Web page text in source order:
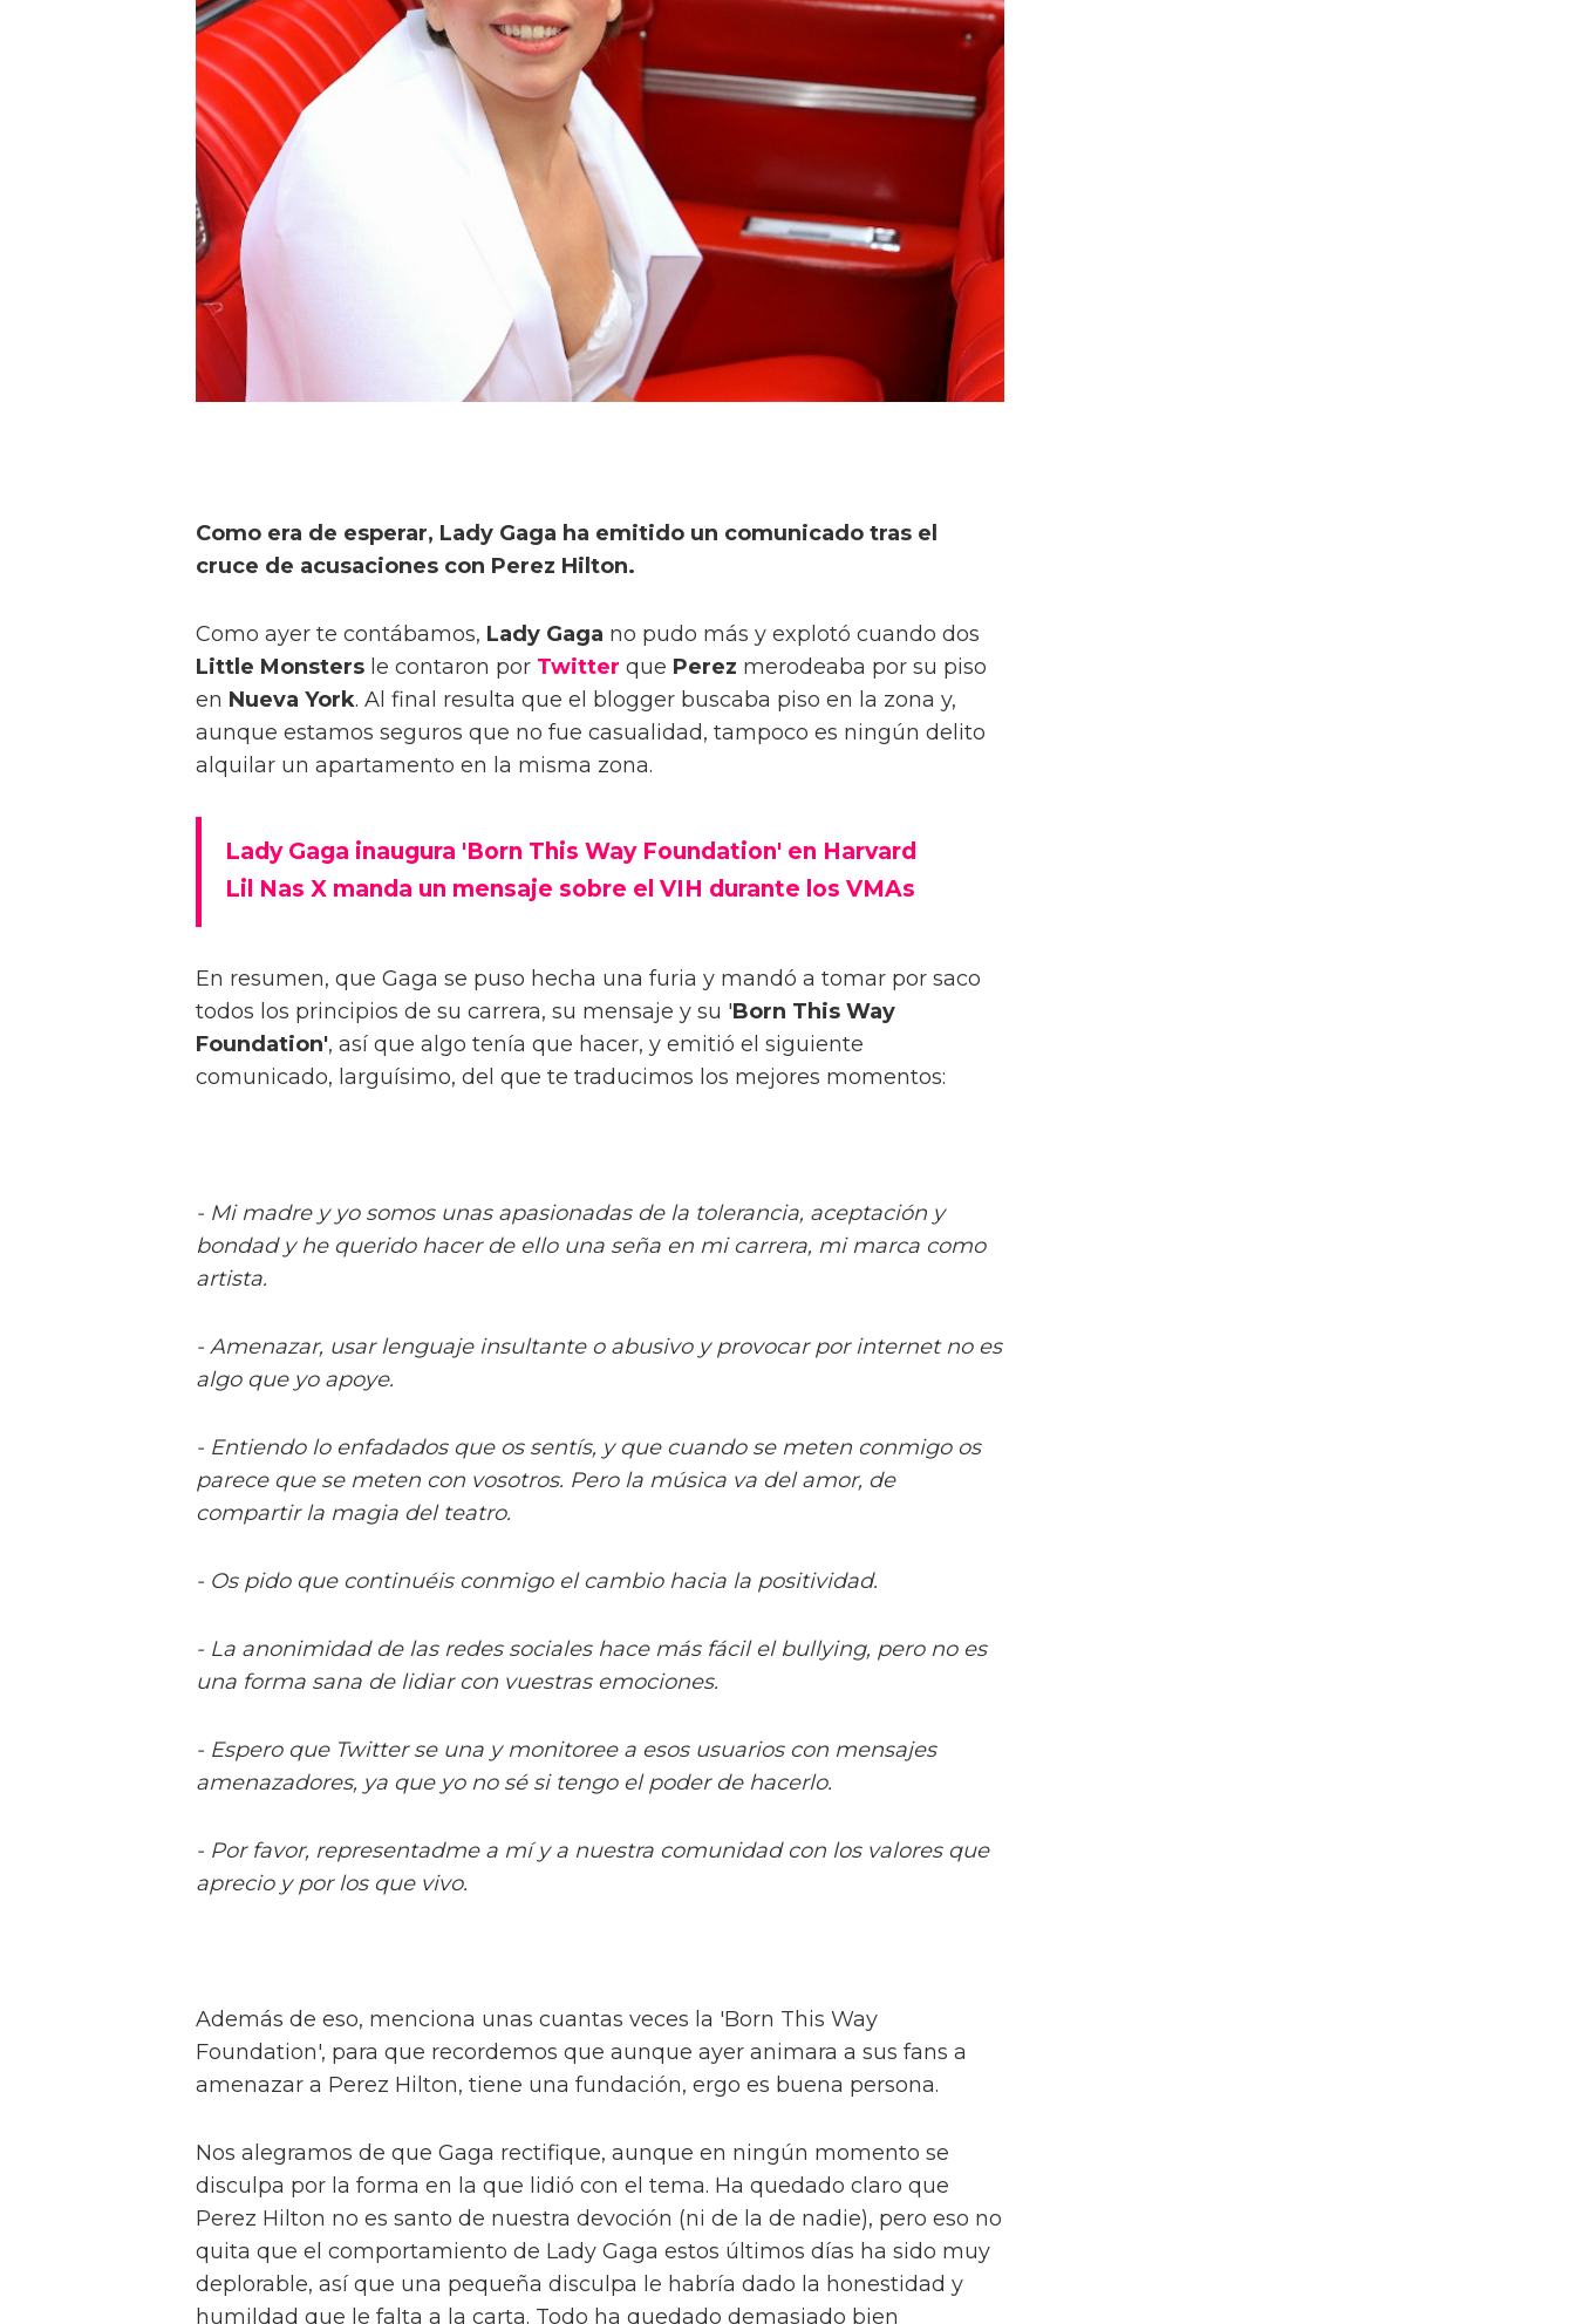
Como era de esperar, Lady Gaga ha emitido un comunicado tras el
cruce de acusaciones con Perez Hilton.
Como ayer te contábamos, Lady Gaga no pudo más y explotó cuando dos
Little Monsters le contaron por Twitter que Perez merodeaba por su piso
en Nueva York. Al final resulta que el blogger buscaba piso en la zona y,
aunque estamos seguros que no fue casualidad, tampoco es ningún delito
alquilar un apartamento en la misma zona.
Lady Gaga inaugura 'Born This Way Foundation' en Harvard
Lil Nas X manda un mensaje sobre el VIH durante los VMAs
En resumen, que Gaga se puso hecha una furia y mandó a tomar por saco
todos los principios de su carrera, su mensaje y su 'Born This Way
Foundation', así que algo tenía que hacer, y emitió el siguiente
comunicado, larguísimo, del que te traducimos los mejores momentos:
- Mi madre y yo somos unas apasionadas de la tolerancia, aceptación y
bondad y he querido hacer de ello una seña en mi carrera, mi marca como
artista.
- Amenazar, usar lenguaje insultante o abusivo y provocar por internet no es
algo que yo apoye.
- Entiendo lo enfadados que os sentís, y que cuando se meten conmigo os
parece que se meten con vosotros. Pero la música va del amor, de
compartir la magia del teatro.
- Os pido que continuéis conmigo el cambio hacia la positividad.
- La anonimidad de las redes sociales hace más fácil el bullying, pero no es
una forma sana de lidiar con vuestras emociones.
- Espero que Twitter se una y monitoree a esos usuarios con mensajes
amenazadores, ya que yo no sé si tengo el poder de hacerlo.
- Por favor, representadme a mí y a nuestra comunidad con los valores que
aprecio y por los que vivo.
Además de eso, menciona unas cuantas veces la 'Born This Way
Foundation', para que recordemos que aunque ayer animara a sus fans a
amenazar a Perez Hilton, tiene una fundación, ergo es buena persona.
Nos alegramos de que Gaga rectifique, aunque en ningún momento se
disculpa por la forma en la que lidió con el tema. Ha quedado claro que
Perez Hilton no es santo de nuestra devoción (ni de la de nadie), pero eso no
quita que el comportamiento de Lady Gaga estos últimos días ha sido muy
deplorable, así que una pequeña disculpa le habría dado la honestidad y
humildad que le falta a la carta. Todo ha quedado demasiado bien